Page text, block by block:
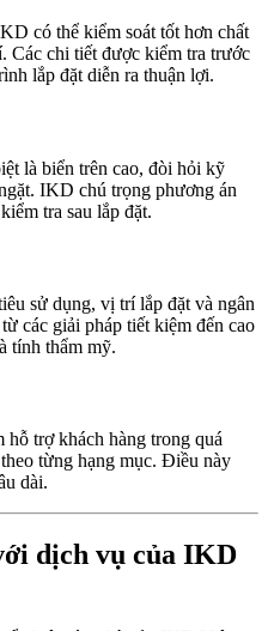
có thể kiểm soát tốt hơn chất
Các chi tiết được kiểm tra trước
lắp đặt diễn ra thuận lợi.
là biển trên cao, đòi hỏi kỹ
IKD chú trọng phương án
tra sau lắp đặt.
sử dụng, vị trí lắp đặt và ngân
các giải pháp tiết kiệm đến cao
tính thẩm mỹ.
trợ khách hàng trong quá
từng hạng mục. Điều này
dài.
dịch vụ của IKD